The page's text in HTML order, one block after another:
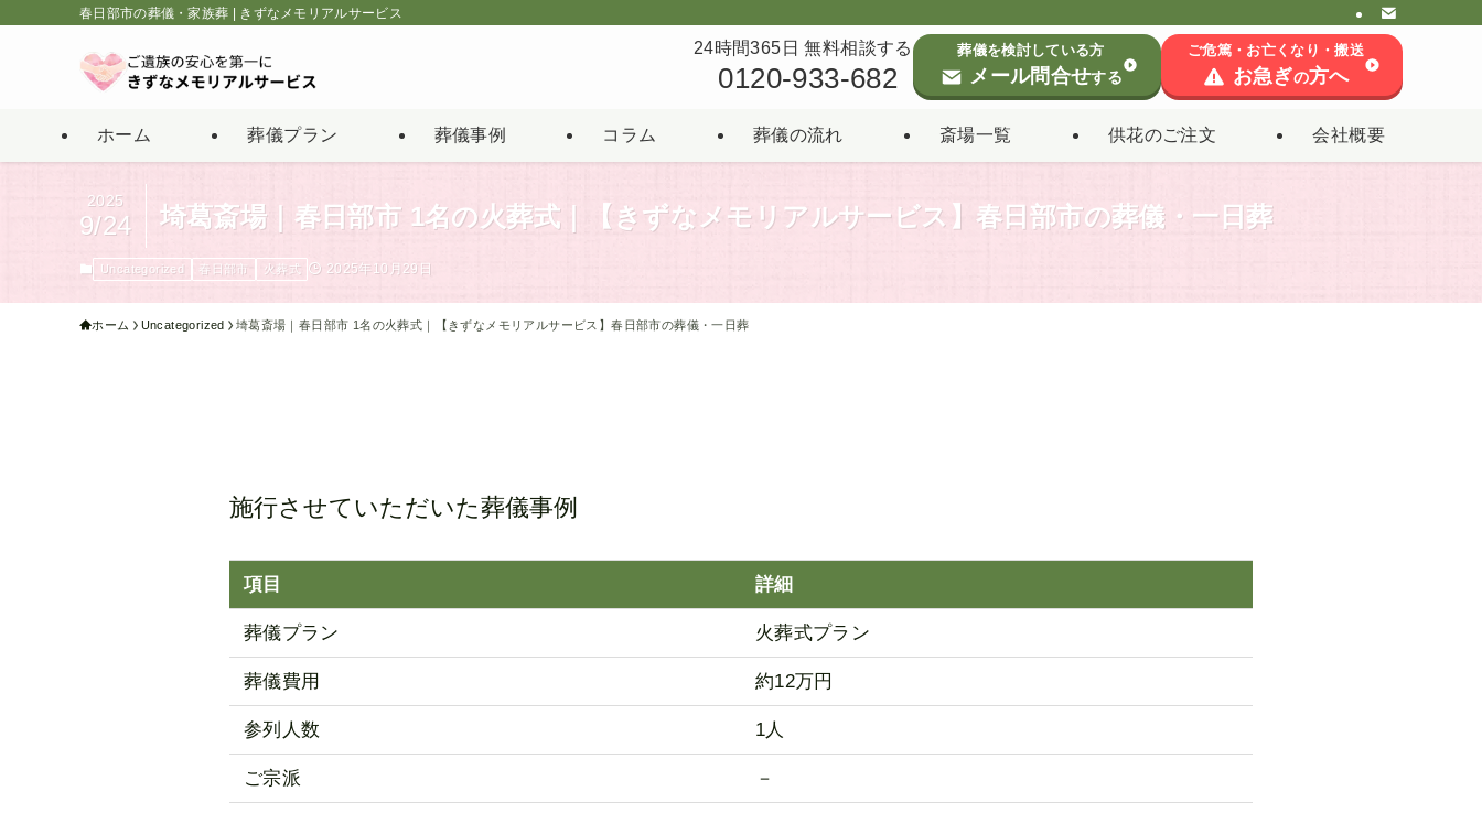
春日部市の葬儀・家族葬 | きずなメモリアルサービス
ホーム 葬儀プラン 葬儀事例 コラム 葬儀の流れ 斎場一覧 供花のご注文 会社概要
24時間365日 無料相談する
0120-933-682
葬儀を検討している方
メール問合せする
ご危篤・お亡くなり・搬送
お急ぎの方へ
埼葛斎場｜春日部市 1名の火葬式｜【きずなメモリアルサービス】春日部市の葬儀・一日葬
2025
9/24
Uncategorized 春日部市 火葬式 2025年10月29日
ホーム Uncategorized 埼葛斎場｜春日部市 1名の火葬式｜【きずなメモリアルサービス】春日部市の葬儀・一日葬
施行させていただいた葬儀事例
項目 詳細
葬儀プラン 火葬式プラン
葬儀費用 約12万円
参列人数 1人
ご宗派 －